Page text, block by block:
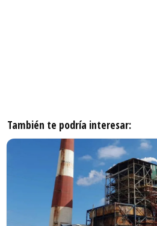
También te podría interesar: